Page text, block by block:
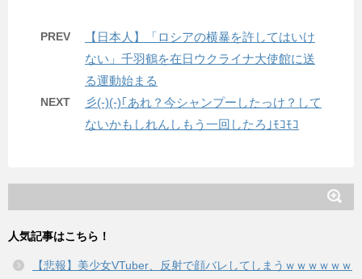
PREV
【日本人】「ロシアの横暴を許してはいけ
ない」千羽鶴を在日ウクライナ大使館に送
る運動始まる
NEXT
彡(-)(-)｢あれ？今シャンプーしたっけ？して
ないかもしれんしもう一回したろ｣ﾓｺﾓｺ
人気記事はこちら！
【悲報】美少女VTuber、反射で顔バレしてしまうｗｗｗｗｗｗ